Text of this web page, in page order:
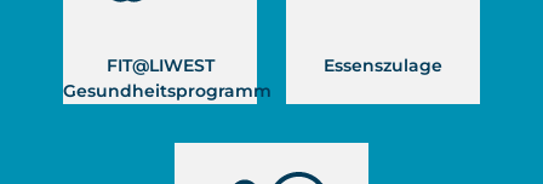
FIT@LIWEST
Gesundheitsprogramm
Essenszulage